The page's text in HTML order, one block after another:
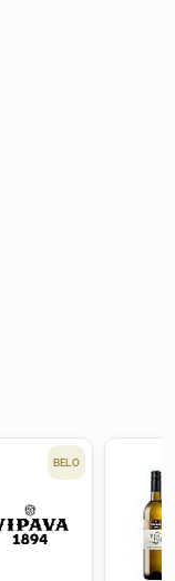
BELO